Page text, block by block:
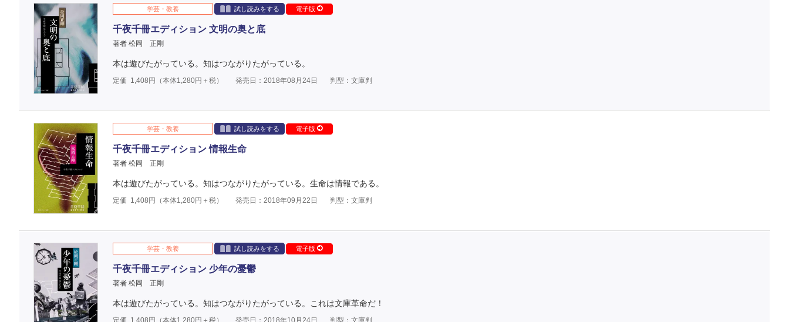
学芸・教養 試し読みをする 電子版
千夜千冊エディション 文明の奥と底
著者 松岡 正剛
本は遊びたがっている。知はつながりたがっている。
定価 1,408 円（本体1,280円＋税） 発売日：2018年08月24日 判型：文庫判
学芸・教養 試し読みをする 電子版
千夜千冊エディション 情報生命
著者 松岡 正剛
本は遊びたがっている。知はつながりたがっている。生命は情報である。
定価 1,408 円（本体1,280円＋税） 発売日：2018年09月22日 判型：文庫判
学芸・教養 試し読みをする 電子版
千夜千冊エディション 少年の憂鬱
著者 松岡 正剛
本は遊びたがっている。知はつながりたがっている。これは文庫革命だ！